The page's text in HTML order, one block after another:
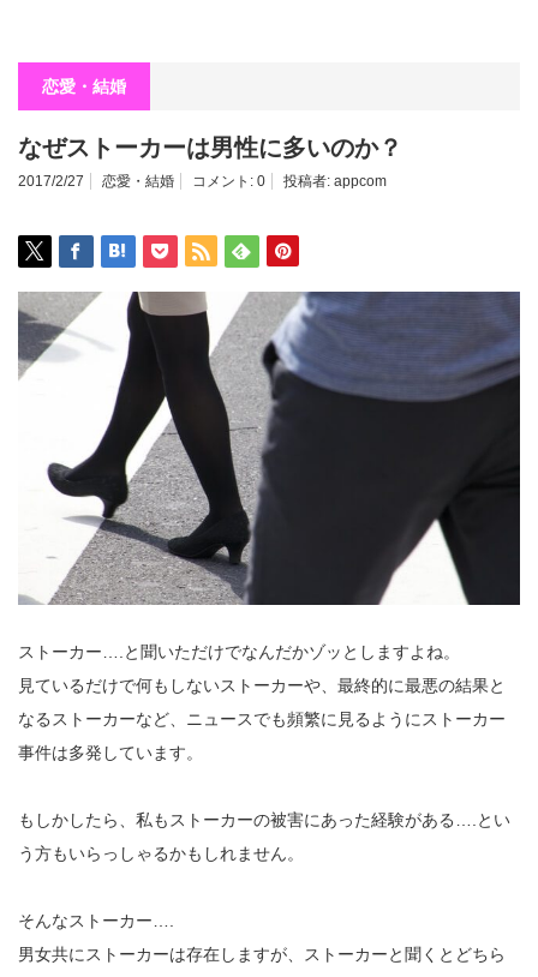
恋愛・結婚
なぜストーカーは男性に多いのか？
2017/2/27 恋愛・結婚 コメント: 0 投稿者: appcom
ストーカー….と聞いただけでなんだかゾッとしますよね。
見ているだけで何もしないストーカーや、最終的に最悪の結果と
なるストーカーなど、ニュースでも頻繁に見るようにストーカー
事件は多発しています。
もしかしたら、私もストーカーの被害にあった経験がある….とい
う方もいらっしゃるかもしれません。
そんなストーカー….
男女共にストーカーは存在しますが、ストーカーと聞くとどちら